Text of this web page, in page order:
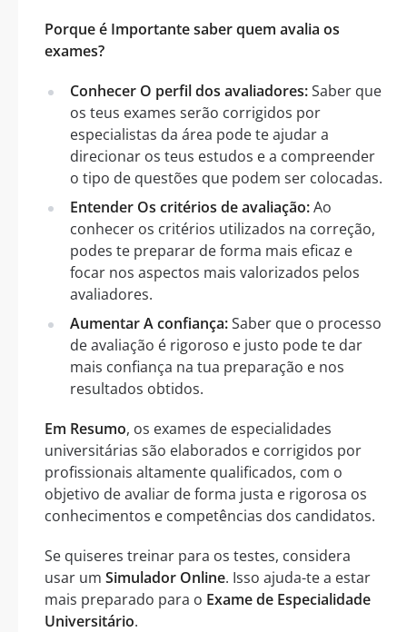
Porque é Importante saber quem avalia os
exames?
Conhecer O perfil dos avaliadores:Saber que
os teus exames serão corrigidos por
especialistas da área pode te ajudar a
direcionar os teus estudos e a compreender
o tipo de questões que podem ser colocadas.
Entender Os critérios de avaliação:Ao
conhecer os critérios utilizados na correção,
podes te preparar de forma mais eficaz e
focar nos aspectos mais valorizados pelos
avaliadores.
Aumentar A confiança:Saber que o processo
de avaliação é rigoroso e justo pode te dar
mais confiança na tua preparação e nos
resultados obtidos.
Em Resumo, os exames de especialidades
universitárias são elaborados e corrigidos por
profissionais altamente qualificados, com o
objetivo de avaliar de forma justa e rigorosa os
conhecimentos e competências dos candidatos.
Se quiseres treinar para os testes, considera
usar um Simulador Online. Isso ajuda-te a estar
mais preparado para o Exame de Especialidade
Universitário.